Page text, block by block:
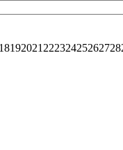
18192021 22232425262728